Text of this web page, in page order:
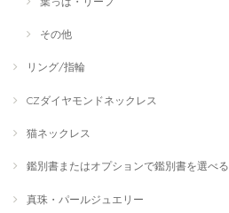
その他
リング/指輪
CZダイヤモンドネックレス
猫ネックレス
鑑別書またはオプションで鑑別書を選べる
真珠・パールジュエリー